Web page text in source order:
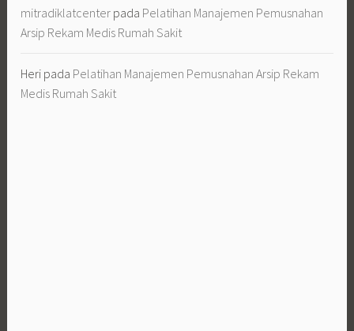
mitradiklatcenter pada Pelatihan Manajemen Pemusnahan
Arsip Rekam Medis Rumah Sakit
Heri pada Pelatihan Manajemen Pemusnahan Arsip Rekam
Medis Rumah Sakit